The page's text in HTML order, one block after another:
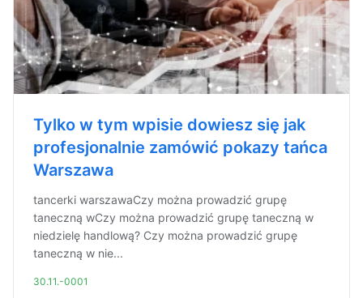
Tylko w tym wpisie dowiesz się jak
profesjonalnie zamówić pokazy tańca
Warszawa
tancerki warszawaCzy można prowadzić grupę
taneczną wCzy można prowadzić grupę taneczną w
niedzielę handlową? Czy można prowadzić grupę
taneczną w nie...
30.11.-0001